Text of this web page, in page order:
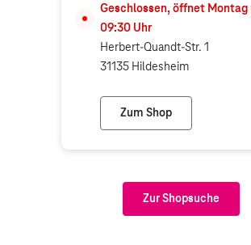
Geschlossen, öffnet Montag
09:30 Uhr
Herbert-Quandt-Str. 1
31135 Hildesheim
Zum Shop
Telekom Shop
Zur Shopsuche